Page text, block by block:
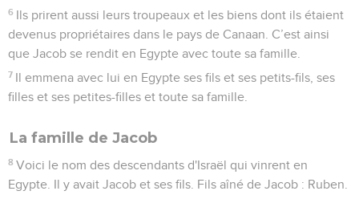
6 Ils prirent aussi leurs troupeaux et les biens dont ils étaient
devenus propriétaires dans le pays de Canaan. C’est ainsi
que Jacob se rendit en Egypte avec toute sa famille.
7 Il emmena avec lui en Egypte ses fils et ses petits-fils, ses
filles et ses petites-filles et toute sa famille.
La famille de Jacob
8 Voici le nom des descendants d'Israël qui vinrent en
Egypte. Il y avait Jacob et ses fils. Fils aîné de Jacob : Ruben.